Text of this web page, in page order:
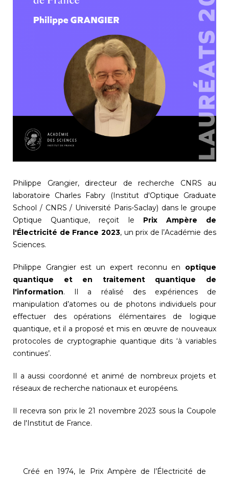
Philippe Grangier, directeur de recherche CNRS au
laboratoire Charles Fabry (Institut d'Optique Graduate
School / CNRS / Université Paris-Saclay) dans le groupe
Optique Quantique, reçoit le Prix Ampère de
l'Électricité de France 2023, un prix de l’Académie des
Sciences.
Philippe Grangier est un expert reconnu en optique
quantique et en traitement quantique de
l'information. Il a réalisé des expériences de
manipulation d’atomes ou de photons individuels pour
effectuer des opérations élémentaires de logique
quantique, et il a proposé et mis en œuvre de nouveaux
protocoles de cryptographie quantique dits ‘à variables
continues’.
Il a aussi coordonné et animé de nombreux projets et
réseaux de recherche nationaux et européens.
Il recevra son prix le 21 novembre 2023 sous la Coupole
de l'Institut de France.
Créé en 1974, le Prix Ampère de l’Électricité de